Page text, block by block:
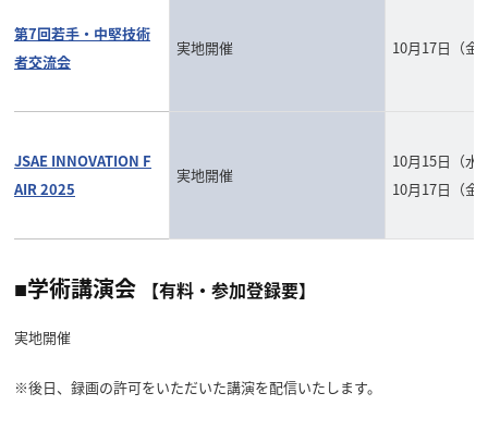
第7回若手・中堅技術
者交流会
実地開催 10月17日（金
JSAE INNOVATION F
AIR 2025
実地開催
10月15日（水
10月17日（金
■学術講演会 【有料・参加登録要】
実地開催
※後日、録画の許可をいただいた講演を配信いたします。